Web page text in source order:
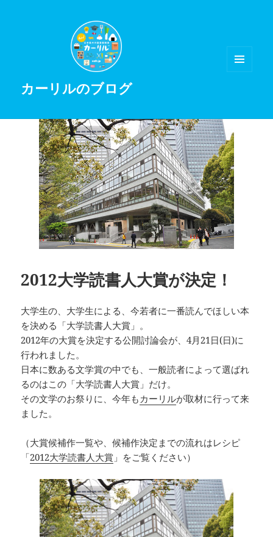
カーリルのブログ
2012大学読書人大賞が決定！
大学生の、大学生による、今若者に一番読んでほしい本
を決める「大学読書人大賞」。
2012年の大賞を決定する公開討論会が、4月21日(日)に
行われました。
日本に数ある文学賞の中でも、一般読者によって選ばれ
るのはこの「大学読書人大賞」だけ。
その文学のお祭りに、今年も カーリルが取材に行って来
ました。
（大賞候補作一覧や、候補作決定までの流れはレシピ
「2012大学読書人大賞 」をご覧ください）